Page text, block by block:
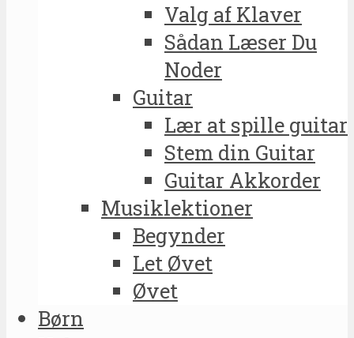
Valg af Klaver
Sådan Læser Du
Noder
Guitar
Lær at spille guitar
Stem din Guitar
Guitar Akkorder
Musiklektioner
Begynder
Let Øvet
Øvet
Børn